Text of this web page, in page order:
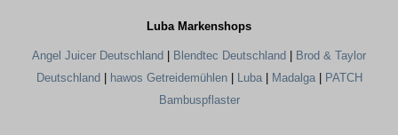
Luba Markenshops
Angel Juicer Deutschland Blendtec Deutschland
Brod & Taylor
Deutschland
hawos Getreidemühlen| Luba| Madalga|
PATCH
Bambuspflaster